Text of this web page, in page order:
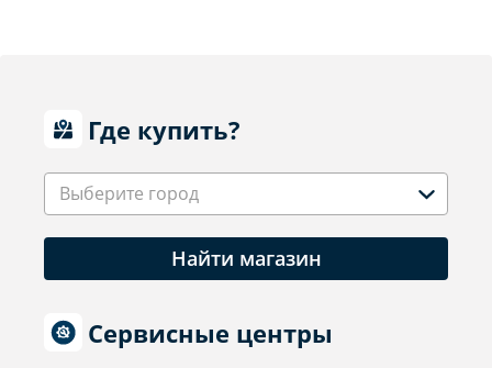
Где купить?
Выберите город
Найти магазин
Сервисные центры